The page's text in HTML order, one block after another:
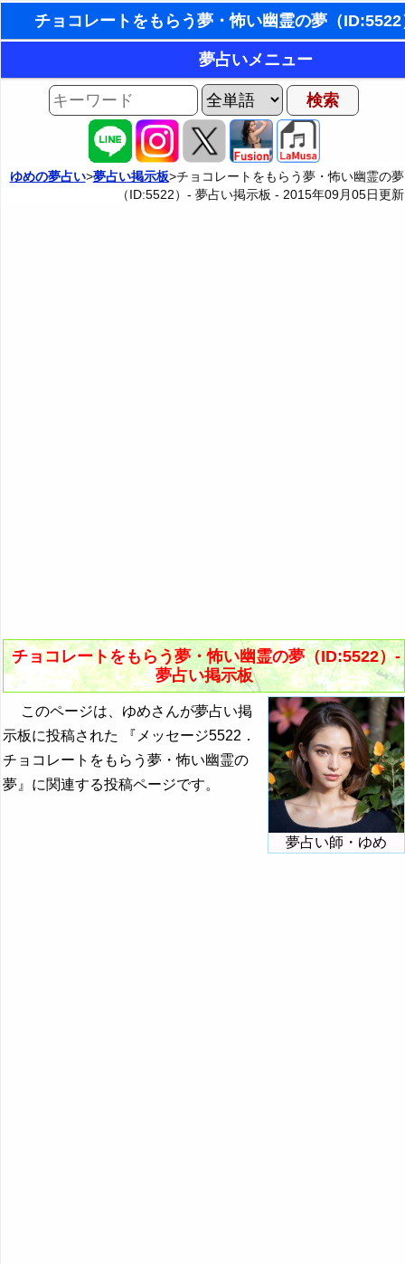
東洋・西洋占星術
ホラリー占星術
手相占いで未来診断
タロットカードで無料占い
命名の姓名判断
夢占いメニュー
AIゆめの夢占いチャット
夢占い掲示板
夢占い掲示板の使用ルール
カテゴリー別夢占い
ゆめの夢占い>夢占い掲示板>チョコレートをもらう夢・怖い幽霊の夢
（ID:5522）- 夢占い掲示板 - 2015年09月05日更新
チョコレートをもらう夢・怖い幽霊の夢（ID:5522）-
夢占い掲示板
夢占い師・ゆめ
このページは、ゆめさんが夢占い掲
示板に投稿された 『メッセージ5522．
チョコレートをもらう夢・怖い幽霊の
夢』に関連する投稿ページです。